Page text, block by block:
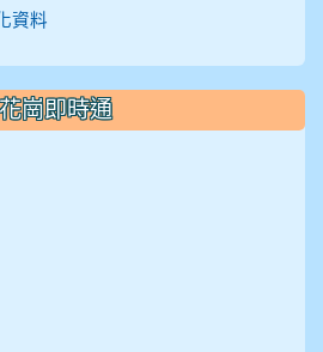
資料
崗即時通